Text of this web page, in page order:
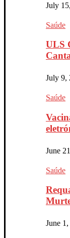
July
Saúde
ULS
July 9,
Saúde
June
Saúde
June